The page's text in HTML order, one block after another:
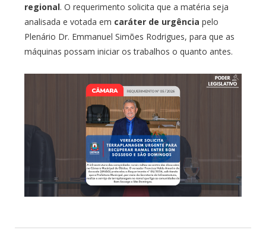
regional. O requerimento solicita que a matéria seja
analisada e votada em caráter de urgência pelo
Plenário Dr. Emmanuel Simões Rodrigues, para que as
máquinas possam iniciar os trabalhos o quanto antes.